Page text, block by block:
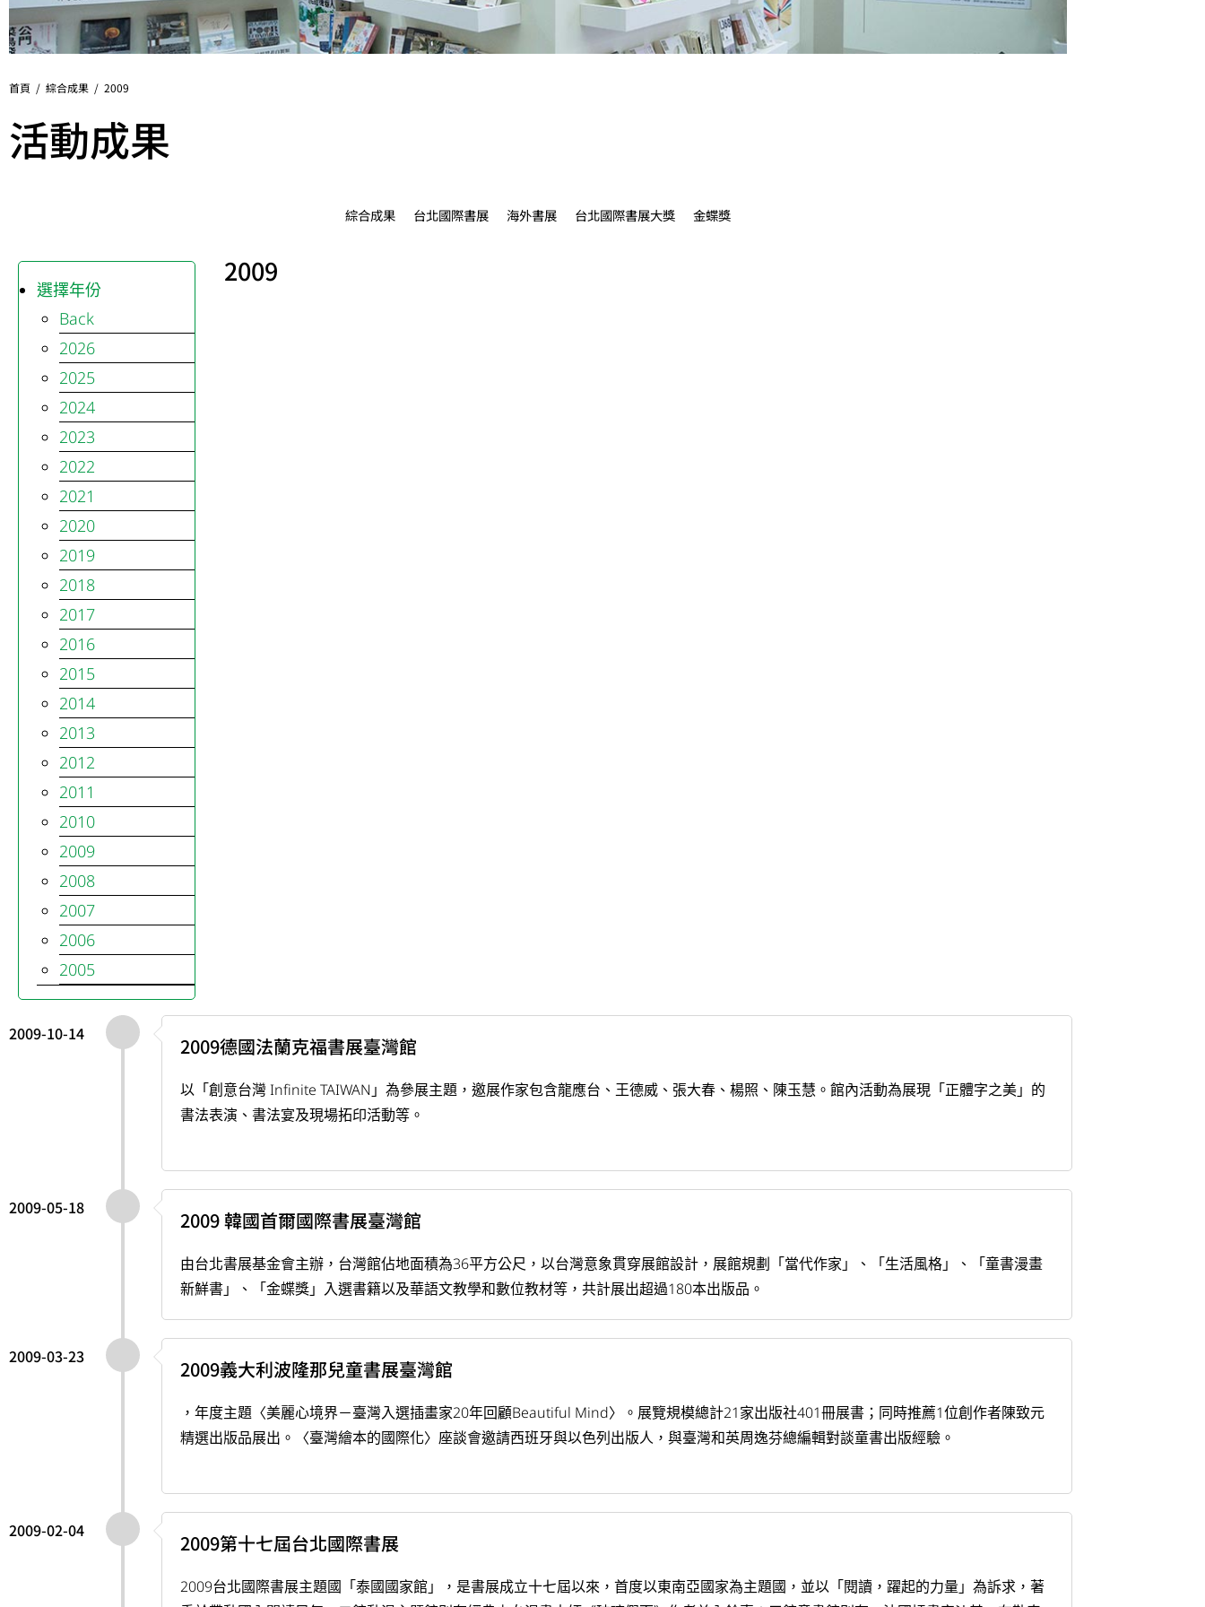
首頁 / 綜合成果 / 2009
活動成果
綜合成果 台北國際書展 海外書展 台北國際書展大獎 金蝶獎
選擇年份
Back
2026
2025
2024
2023
2022
2021
2020
2019
2018
2017
2016
2015
2014
2013
2012
2011
2010
2009
2008
2007
2006
2005
2009
2009-10-14 2009德國法蘭克福書展臺灣館
以「創意台灣 Infinite TAIWAN」為參展主題，邀展作家包含龍應台、王德威、張大春、楊照、陳玉慧。館內活動為展現「正體字之美」的
書法表演、書法宴及現場拓印活動等。
2009-05-18 2009 韓國首爾國際書展臺灣館
由台北書展基金會主辦，台灣館佔地面積為36平方公尺，以台灣意象貫穿展館設計，展館規劃「當代作家」、「生活風格」、「童書漫畫
新鮮書」、「金蝶獎」入選書籍以及華語文教學和數位教材等，共計展出超過180本出版品。
2009-03-23 2009義大利波隆那兒童書展臺灣館
，年度主題〈美麗心境界－臺灣入選插畫家20年回顧Beautiful Mind〉。展覽規模總計21家出版社401冊展書；同時推薦1位創作者陳致元
精選出版品展出。〈臺灣繪本的國際化〉座談會邀請西班牙與以色列出版人，與臺灣和英周逸芬總編輯對談童書出版經驗。
2009-02-04 2009第十七屆台北國際書展
2009台北國際書展主題國「泰國國家館」，是書展成立十七屆以來，首度以東南亞國家為主題國，並以「閱讀，躍起的力量」為訴求，著